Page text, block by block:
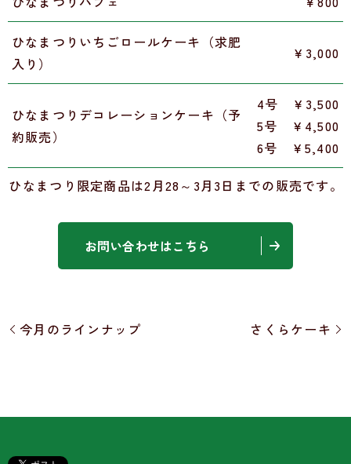
ひなまつりいちごロールケーキ（求肥
入り）
￥3,000
ひなまつりデコレーションケーキ（予
約販売）
4号 ￥3,500
5号 ￥4,500
6号 ￥5,400
ひなまつり限定商品は2月28～3月3日までの販売です。
お問い合わせはこちら
今月のラインナップ さくらケーキ